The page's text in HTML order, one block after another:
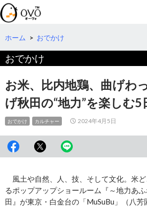
検
索
コ
テ
ツ
へ
動
ホーム > おでかけ
おでかけ
お米、比内地鶏、曲げわ
げ秋田の“地力”を楽しむ5
おでかけ カルチャー 2024年4月5日
風土や自然、人、技、そして文化。米
るポップアップショールーム『～地力あ
田』が東京・白金台の「MuSuBu」（八